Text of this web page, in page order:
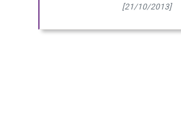
[21/10/2013]